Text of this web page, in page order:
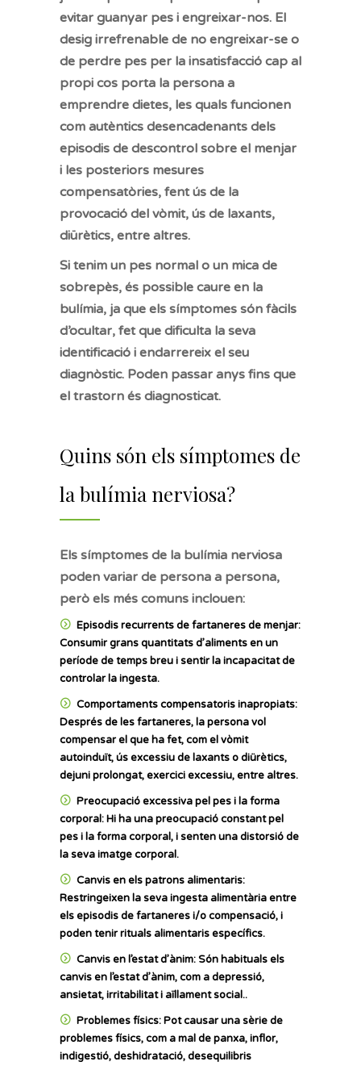
evitar guanyar pes i engreixar-nos. El
desig irrefrenable de no engreixar-se o
de perdre pes per la insatisfacció cap al
propi cos porta la persona a
emprendre dietes, les quals funcionen
com autèntics desencadenants dels
episodis de descontrol sobre el menjar
i les posteriors mesures
compensatòries, fent ús de la
provocació del vòmit, ús de laxants,
diürètics, entre altres.
Si tenim un pes normal o un mica de
sobrepès, és possible caure en la
bulímia, ja que els símptomes són fàcils
d’ocultar, fet que dificulta la seva
identificació i endarrereix el seu
diagnòstic. Poden passar anys fins que
el trastorn és diagnosticat.
Quins són els símptomes de
la bulímia nerviosa?
Els símptomes de la bulímia nerviosa
poden variar de persona a persona,
però els més comuns inclouen:
Episodis recurrents de fartaneres de menjar:
Consumir grans quantitats d’aliments en un
període de temps breu i sentir la incapacitat de
controlar la ingesta.
Comportaments compensatoris inapropiats:
Després de les fartaneres, la persona vol
compensar el que ha fet, com el vòmit
autoinduït, ús excessiu de laxants o diürètics,
dejuni prolongat, exercici excessiu, entre altres.
Preocupació excessiva pel pes i la forma
corporal:Hi ha una preocupació constant pel
pes i la forma corporal, i senten una distorsió de
la seva imatge corporal.
Canvis en els patrons alimentaris:
Restringeixen la seva ingesta alimentària entre
els episodis de fartaneres i/o compensació, i
poden tenir rituals alimentaris específics.
Canvis en l’estat d’ànim:Són habituals els
canvis en l’estat d’ànim, com a depressió,
ansietat, irritabilitat i aïllament social..
Problemes físics:Pot causar una sèrie de
problemes físics, com a mal de panxa, inflor,
indigestió, deshidratació, desequilibris